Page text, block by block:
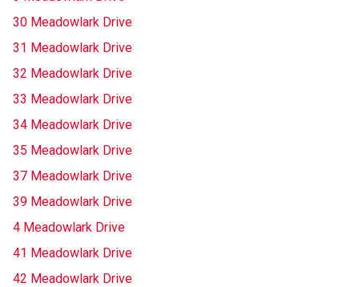
30 Meadowlark Drive
31 Meadowlark Drive
32 Meadowlark Drive
33 Meadowlark Drive
34 Meadowlark Drive
35 Meadowlark Drive
37 Meadowlark Drive
39 Meadowlark Drive
4 Meadowlark Drive
41 Meadowlark Drive
42 Meadowlark Drive